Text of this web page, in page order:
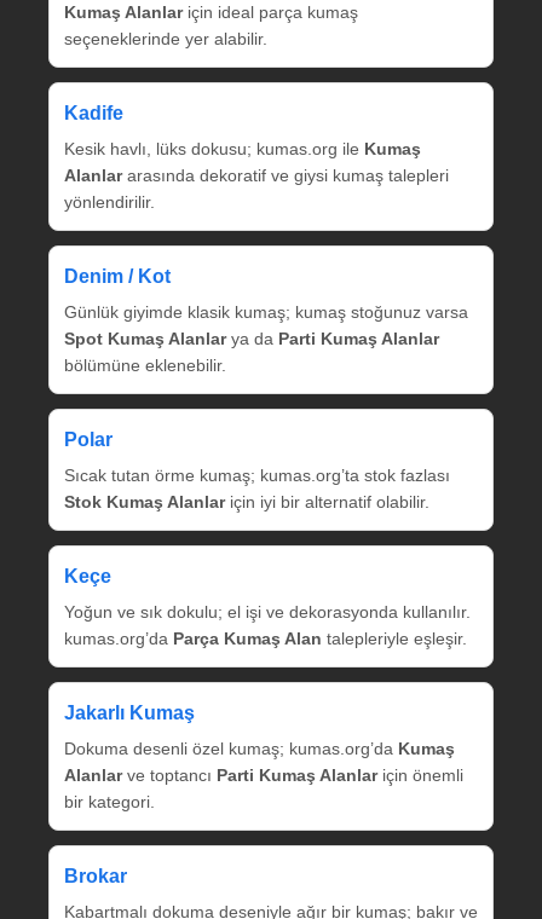
Kumaş Alanlariçin ideal parça kumaş
seçeneklerinde yer alabilir.
Kadife
Kesik havlı, lüks dokusu; kumas.org ile Kumaş
Alanlararasında dekoratif ve giysi kumaş talepleri
yönlendirilir.
Denim / Kot
Günlük giyimde klasik kumaş; kumaş stoğunuz varsa
Spot Kumaş Alanlarya da Parti Kumaş Alanlar
bölümüne eklenebilir.
Polar
Sıcak tutan örme kumaş; kumas.org’ta stok fazlası
Stok Kumaş Alanlariçin iyi bir alternatif olabilir.
Keçe
Yoğun ve sık dokulu; el işi ve dekorasyonda kullanılır.
kumas.org’da Parça Kumaş Alan talepleriyle eşleşir.
Jakarlı Kumaş
Dokuma desenli özel kumaş; kumas.org’da Kumaş
Alanlarve toptancı Parti Kumaş Alanlariçin önemli
bir kategori.
Brokar
Kabartmalı dokuma deseniyle ağır bir kumaş; bakır ve